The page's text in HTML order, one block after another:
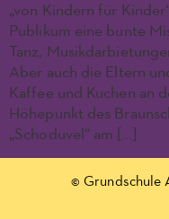
„von Kindern für
Publikum eine bunte
Tanz,
Aber auch die Eltern
Kaffee und Kuchen an
Höhepunkt des
„Schoduvel“ am […]
© Grundschule